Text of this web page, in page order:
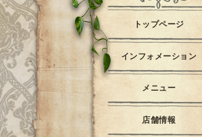
トップページ
インフォメーション
メニュー
店舗情報